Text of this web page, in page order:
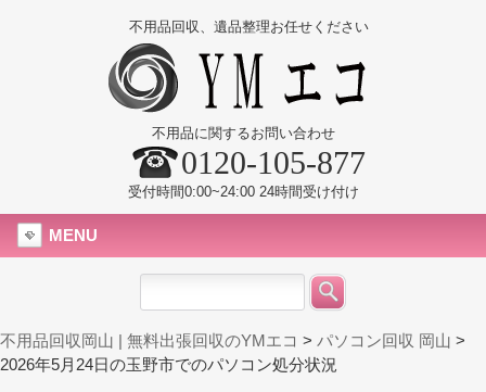
不用品回収、遺品整理お任せください
不用品に関するお問い合わせ
0120-105-877
受付時間0:00~24:00 24時間受け付け
MENU
不用品回収岡山 | 無料出張回収のYMエコ > パソコン回収 岡山 >
2026年5月24日の玉野市でのパソコン処分状況